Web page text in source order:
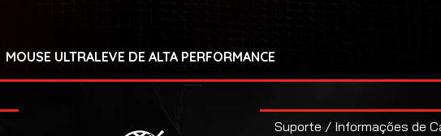
MOUSE ULTRALEVE DE ALTA PERFORMANCE
Suporte / Informações de